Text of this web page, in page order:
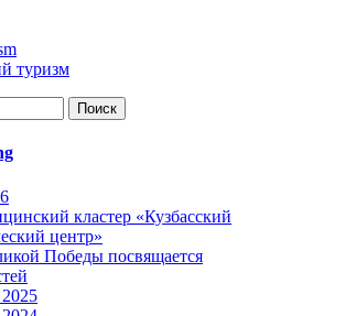
туризм
кластер «Кузбасский
центр»
Победы посвящается